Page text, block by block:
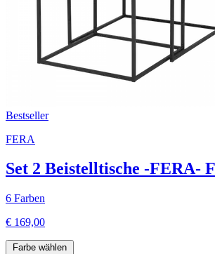
Bestseller
FERA
Set 2 Beistelltische -FERA-
6 Farben
€ 169,00
Farbe wählen